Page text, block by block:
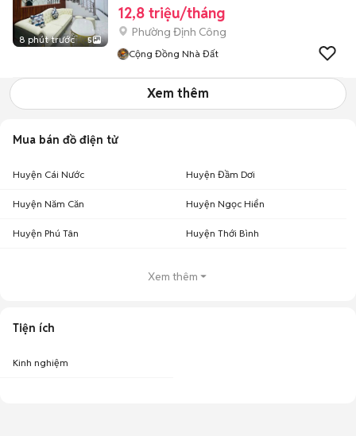
8 phút trước 5
12,8 triệu/tháng
Phường Định Công
Cộng Đồng Nhà Đất
Xem thêm
Mua bán đồ điện tử
Huyện Cái Nước Huyện Đầm Dơi
Huyện Năm Căn Huyện Ngọc Hiển
Huyện Phú Tân Huyện Thới Bình
Xem thêm
Tiện ích
Kinh nghiệm